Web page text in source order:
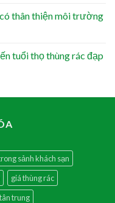
thân thiện môi trường
tuổi thọ thùng rác đạp
sảnh khách sạn
giá thùng rác
trung